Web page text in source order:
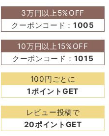
3万円以上5%OFF
クーポンコード：1005
10万円以上15%OFF
クーポンコード： 1015
100円ごとに
1ポイントGET
レビュー投稿で
20ポイントGET